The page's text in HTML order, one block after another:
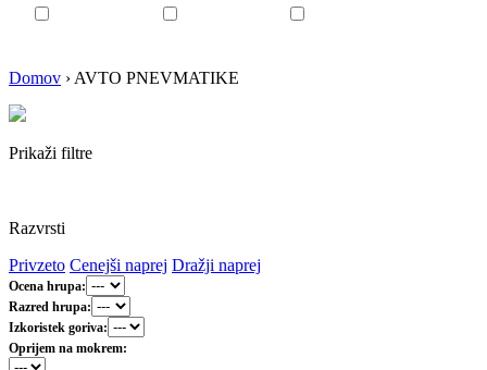
Domov › AVTO PNEVMATIKE
Prikaži filtre
Razvrsti
Privzeto Cenejši naprej Dražji naprej
Ocena hrupa:
Razred hrupa:
Izkoristek goriva:
Oprijem na mokrem: